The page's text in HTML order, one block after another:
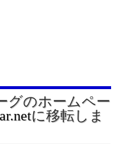
グのホームペー
に移転しま